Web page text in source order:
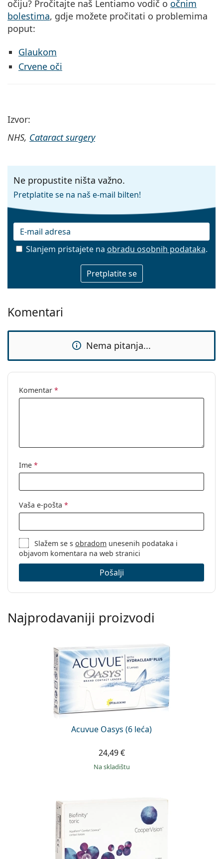
očiju? Pročitajte naš Lentiamo vodič o očnim
bolestima, gdje možete pročitati o problemima
poput:
Glaukom
Crvene oči
Izvor:
NHS, Cataract surgery
Ne propustite ništa važno.
Pretplatite se na naš e-mail bilten!
Slanjem pristajete na obradu osobnih podataka.
Komentari
Nema pitanja...
Komentar *
Ime *
Vaša e-pošta *
Slažem se sobradom unesenih podataka i
objavom komentara na web stranici
Pošalji
Najprodavaniji proizvodi
Acuvue Oasys (6 leća)
24,49 €
na skladištu